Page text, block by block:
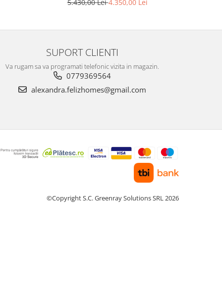
5.430,00 Lei4.350,00 Lei
SUPORT CLIENTI
Va rugam sa va programati telefonic vizita in magazin.
0779369564
alexandra.felizhomes@gmail.com
©Copyright S.C. Greenray Solutions SRL 2026